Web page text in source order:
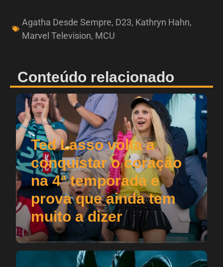
Agatha Desde Sempre, D23, Kathryn Hahn,
Marvel Television, MCU
Conteúdo relacionado
Ted Lasso volta a
conquistar o coração
na 4ª temporada e
prova que ainda tem
muito a dizer